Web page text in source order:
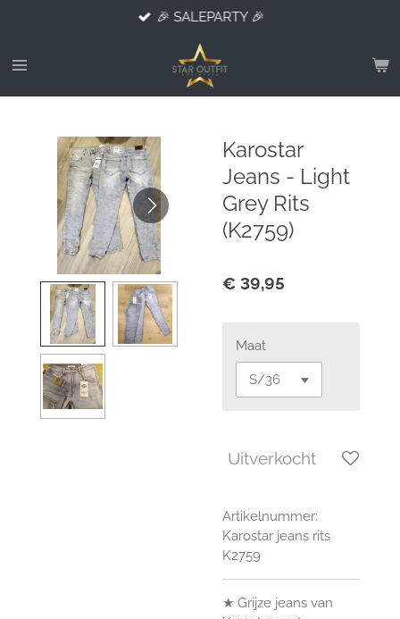
naar
hoofdinhoud
🎉 SALEPARTY 🎉
Karostar
Jeans - Light
Grey Rits
(K2759)
€ 39,95
Maat
Uitverkocht
Artikelnummer:
Karostar jeans rits
K2759
★ Grijze jeans van